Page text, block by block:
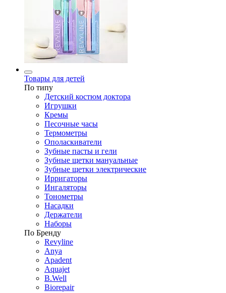
Товары для детей
По типу
Детский костюм доктора
Игрушки
Кремы
Песочные часы
Термометры
Ополаскиватели
Зубные пасты и гели
Зубные щетки мануальные
Зубные щетки электрические
Ирригаторы
Ингаляторы
Тонометры
Насадки
Держатели
Наборы
По Бренду
Revyline
Anya
Apadent
Aquajet
B.Well
Biorepair